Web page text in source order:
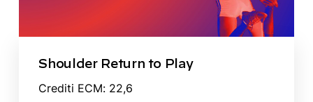
Shoulder Return to Play
Crediti ECM: 22,6